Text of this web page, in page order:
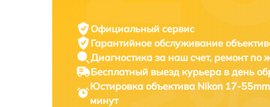
Официальный сервис
Гарантийное обслуживание
Диагностика за наш счет, ремонт по
Бесплатный выезд курьера в день
Юстировка объектива Nikon 17-
минут